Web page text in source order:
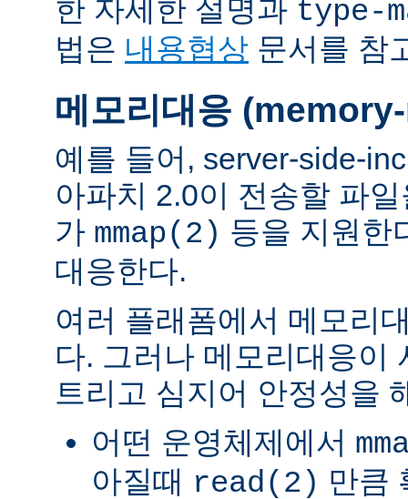
한 자세한 설명과 type-
법은 내용협상 문서를 참
메모리대응
예를 들어, server-side-
아파치 2.0이 전송할 파
가 mmap(2) 등을 지원한
대응한다.
여러 플래폼에서 메모리
다. 그러나 메모리대응이
트리고 심지어 안정성을
어떤 운영체제에서
아질때 read(2) 만큼